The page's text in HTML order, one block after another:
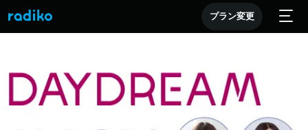
プラン変更